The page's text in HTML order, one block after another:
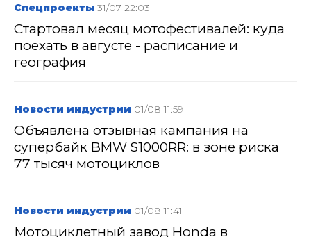
Спецпроекты 31/07 22:03
Стартовал месяц мотофестивалей: куда
поехать в августе - расписание и
география
Новости индустрии 01/08 11:59
Объявлена отзывная кампания на
супербайк BMW S1000RR: в зоне риска
77 тысяч мотоциклов
Новости индустрии 01/08 11:41
Мотоциклетный завод Honda в